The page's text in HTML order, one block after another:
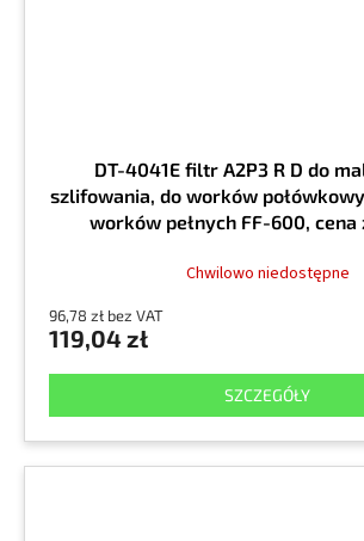
DT-4041E filtr A2P3 R D do
szlifowania, do worków
worków pełnych FF-600, cena
Chwilowo niedostępne
96,78 zł bez VAT
119,04 zł
SZCZEGÓŁY